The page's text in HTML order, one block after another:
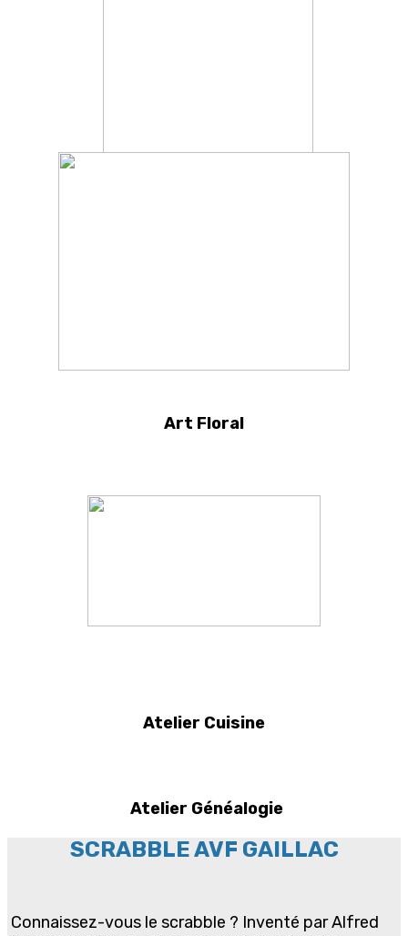
Art Floral
Atelier Cuisine
Atelier Généalogie
SCRABBLE AVF GAILLAC
Connaissez-vous le scrabble ? Inventé par Alfred